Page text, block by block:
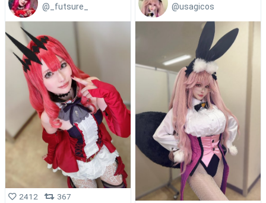
@_futsure_
2412
367
@usagicos